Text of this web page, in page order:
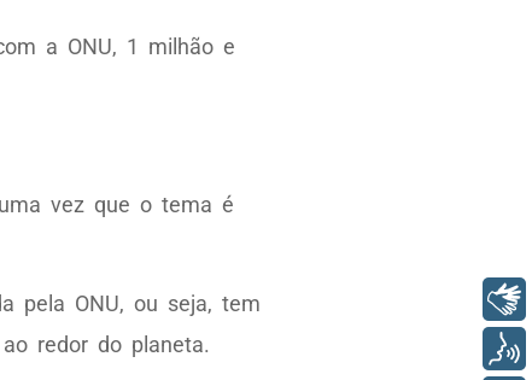
a ONU, 1 milhão e
vez que o tema é
pela ONU, ou seja, tem
redor do planeta.